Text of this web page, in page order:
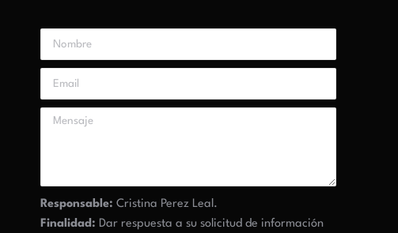
Responsable: Cristina Perez Leal.
Finalidad: Dar respuesta a su solicitud de información